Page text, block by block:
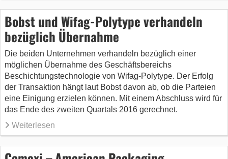
Bobst und Wifag-Polytype verhandeln
bezüglich Übernahme
Die beiden Unternehmen verhandeln bezüglich einer
möglichen Übernahme des Geschäftsbereichs
Beschichtungstechnologie von Wifag-Polytype. Der Erfolg
der Transaktion hängt laut Bobst davon ab, ob die Parteien
eine Einigung erzielen können. Mit einem Abschluss wird für
das Ende des zweiten Quartals 2016 gerechnet.
Weiterlesen